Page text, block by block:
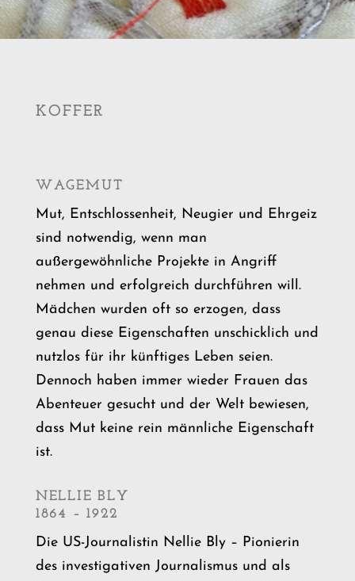
KOFFER
WAGEMUT
Mut, Entschlossenheit, Neugier und Ehrgeiz
sind notwendig, wenn man
außergewöhnliche Projekte in Angriff
nehmen und erfolgreich durchführen will.
Mädchen wurden oft so erzogen, dass
genau diese Eigenschaften unschicklich und
nutzlos für ihr künftiges Leben seien.
Dennoch haben immer wieder Frauen das
Abenteuer gesucht und der Welt bewiesen,
dass Mut keine rein männliche Eigenschaft
ist.
NELLIE BLY
1864 – 1922
Die US-Journalistin Nellie Bly – Pionierin
des investigativen Journalismus und als